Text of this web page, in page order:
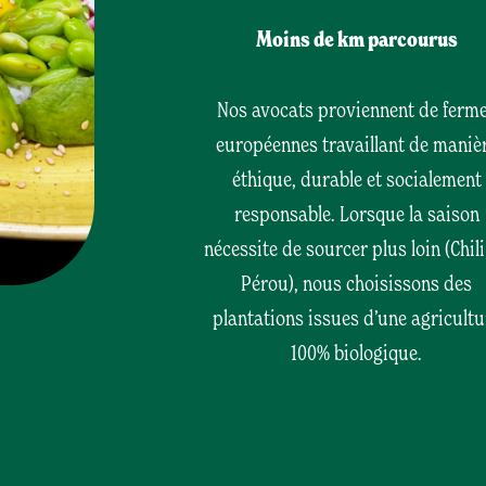
Moins de km parcourus
Nos avocats proviennent de
européennes travaillant de
éthique, durable et socialement
responsable. Lorsque la saison
nécessite de sourcer plus loin
Pérou), nous choisissons des
plantations issues d’une
100% biologique.